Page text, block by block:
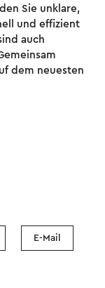
Sie unklare,
und effizient
auch
dem neuesten
E-Mail